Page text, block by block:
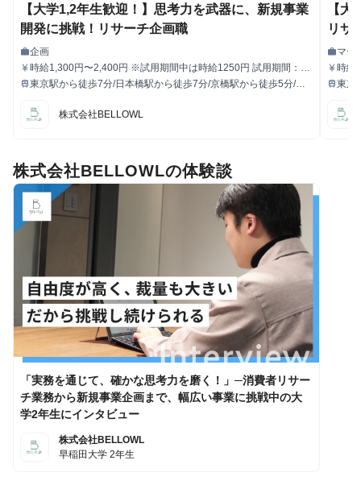
【大学1,2年生歓迎！】思考力を武器に、新規事業
開発に挑戦！リサーチ企画職
職種
work企画
給与
currency_yen 時給1,300円〜2,400円 ※試用期間中は時給1250円 試用期間：3
ヶ月〜6ヶ月（3ヶ月ごとに双方意思確認の上、契約を更新）
最寄駅
train東京駅から徒歩7分/日本橋駅から徒歩7分/京橋駅から徒歩5分/宝
株式会社BELLOWL
【
リサ
職種
workマー
給与
currency_yen 時給
3ヶ
最寄駅
train東京
株式会社BELLOWLの体験談
「実務を通じて、確かな思考力を磨く！」─消費者リサー
チ業務から新規事業企画まで、幅広い事業に挑戦中の大
学2年生にインタビュー
株式会社BELLOWL
早稲田大学 2年生